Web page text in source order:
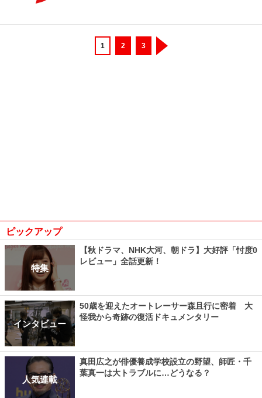
1 2 3
ピックアップ
特集
【秋ドラマ、NHK大河、朝ドラ】大好評「忖度0
レビュー」全話更新！
インタビュー
50歳を迎えたオートレーサー森且行に密着 大
怪我から奇跡の復活ドキュメンタリー
人気連載
真田広之が俳優養成学校設立の野望、師匠・千
葉真一は大トラブルに…どうなる？